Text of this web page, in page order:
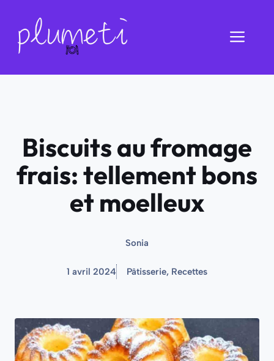
contenu
Biscuits au fromage
frais: tellement bons
et moelleux
Sonia
1 avril 2024 Pâtisserie, Recettes